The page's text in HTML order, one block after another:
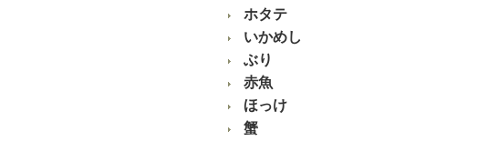
ホタテ
いかめし
ぶり
赤魚
ほっけ
蟹